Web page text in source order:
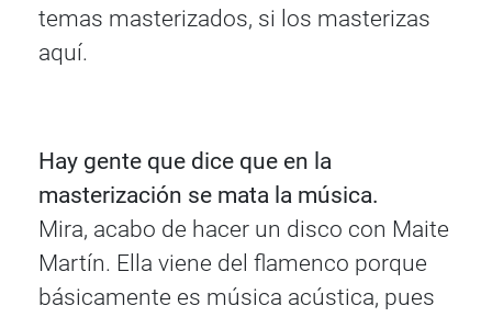
temas masterizados, si los masterizas
aquí.
Hay gente que dice que en la
masterización se mata la música.
Mira, acabo de hacer un disco con Maite
Martín. Ella viene del flamenco porque
básicamente es música acústica, pues